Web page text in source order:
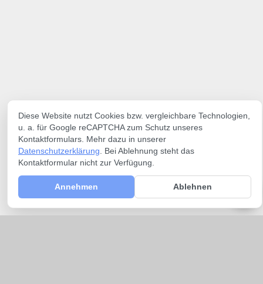
Diese Website nutzt Cookies bzw. vergleichbare Technologien,
u. a. für Google reCAPTCHA zum Schutz unseres
Kontaktformulars. Mehr dazu in unserer
Datenschutzerklärung . Bei Ablehnung steht das
Kontaktformular nicht zur Verfügung.
Annehmen Ablehnen